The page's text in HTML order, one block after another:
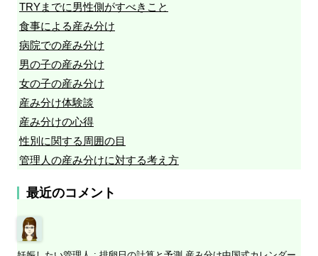
TRYまでに男性側がすべきこと
食事による産み分け
病院での産み分け
男の子の産み分け
女の子の産み分け
産み分け体験談
産み分けの心得
性別に関する周囲の目
管理人の産み分けに対する考え方
最近のコメント